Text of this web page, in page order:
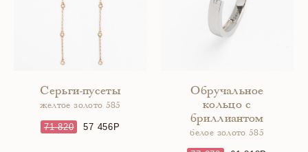
Серьги-пусеты
желтое золото 585
71 820 57 456
Обручальное
кольцо с
бриллиантом
белое золото 585